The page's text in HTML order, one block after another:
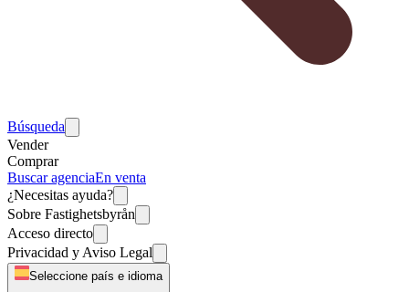
Búsqueda
Vender
Comprar
Buscar agenciaEn venta
¿Necesitas ayuda?
Sobre Fastighetsbyrån
Acceso directo
Privacidad y Aviso Legal
Seleccione país e idioma